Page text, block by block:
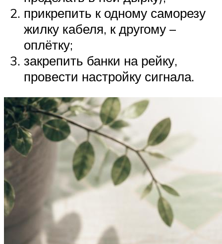
прикрепить к одному саморезу
жилку кабеля, к другому –
оплётку;
закрепить банки на рейку,
провести настройку сигнала.